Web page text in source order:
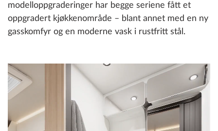
modelloppgraderinger har begge seriene fått et
oppgradert kjøkkenområde – blant annet med en ny
gasskomfyr og en moderne vask i rustfritt stål.